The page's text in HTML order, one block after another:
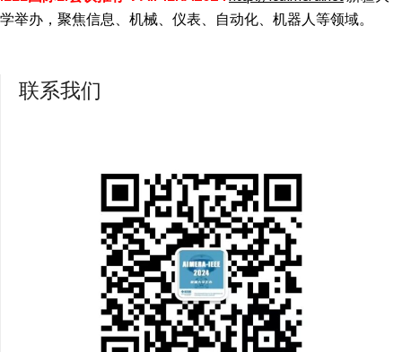
学举办，聚焦信息、机械、仪表、自动化、机器人等领域。
联系我们